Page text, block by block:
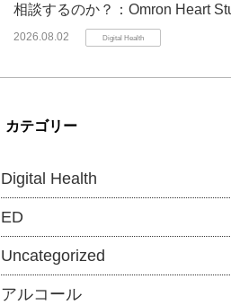
相談するのか？：Omron Heart
2026.08.02 Digital Health
カテゴリー
Digital Health
ED
Uncategorized
アルコール